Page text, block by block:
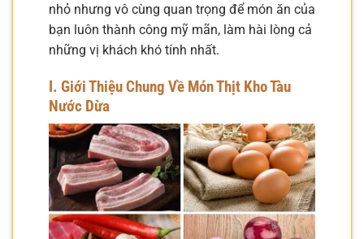
nhỏ nhưng vô cùng quan trọng để món ăn của
bạn luôn thành công mỹ mãn, làm hài lòng cả
những vị khách khó tính nhất.
I. Giới Thiệu Chung Về Món Thịt Kho Tàu
Nước Dừa